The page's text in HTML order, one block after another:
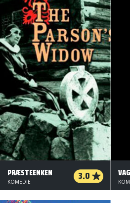
PRÆSTEENKEN 3.0
KOMEDIE